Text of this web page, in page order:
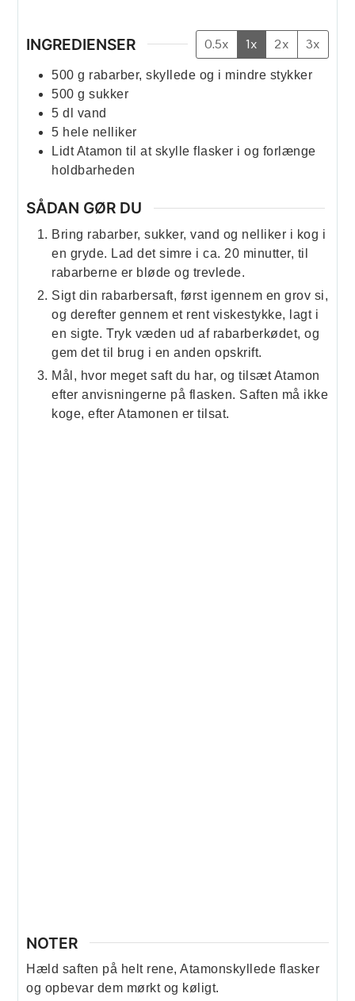
INGREDIENSER 0.5x 1x 2x 3x
500 g rabarber, skyllede og i mindre stykker
500 g sukker
5 dl
vand
5 hele nelliker
Lidt Atamon til at skylle flasker i og forlænge
holdbarheden
SÅDAN GØR DU
Bring rabarber, sukker, vand og nelliker i kog i
en gryde. Lad det simre i ca. 20 minutter, til
rabarberne er bløde og trevlede.
Sigt din rabarbersaft, først igennem en grov si,
og derefter gennem et rent viskestykke, lagt i
en sigte. Tryk væden ud af rabarberkødet, og
gem det til brug i en anden opskrift.
Mål, hvor meget saft du har, og tilsæt Atamon
efter anvisningerne på flasken. Saften må ikke
koge, efter Atamonen er tilsat.
NOTER
Hæld saften på helt rene, Atamonskyllede flasker
og opbevar dem mørkt og køligt.